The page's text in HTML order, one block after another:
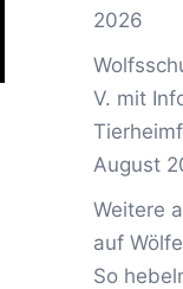
2026
V. mit
August
Weitere
auf
So